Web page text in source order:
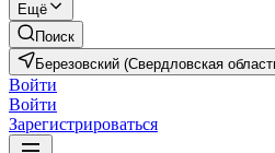
Ещё
Поиск
Березовский (Свердловская
Войти
Войти
Зарегистрироваться